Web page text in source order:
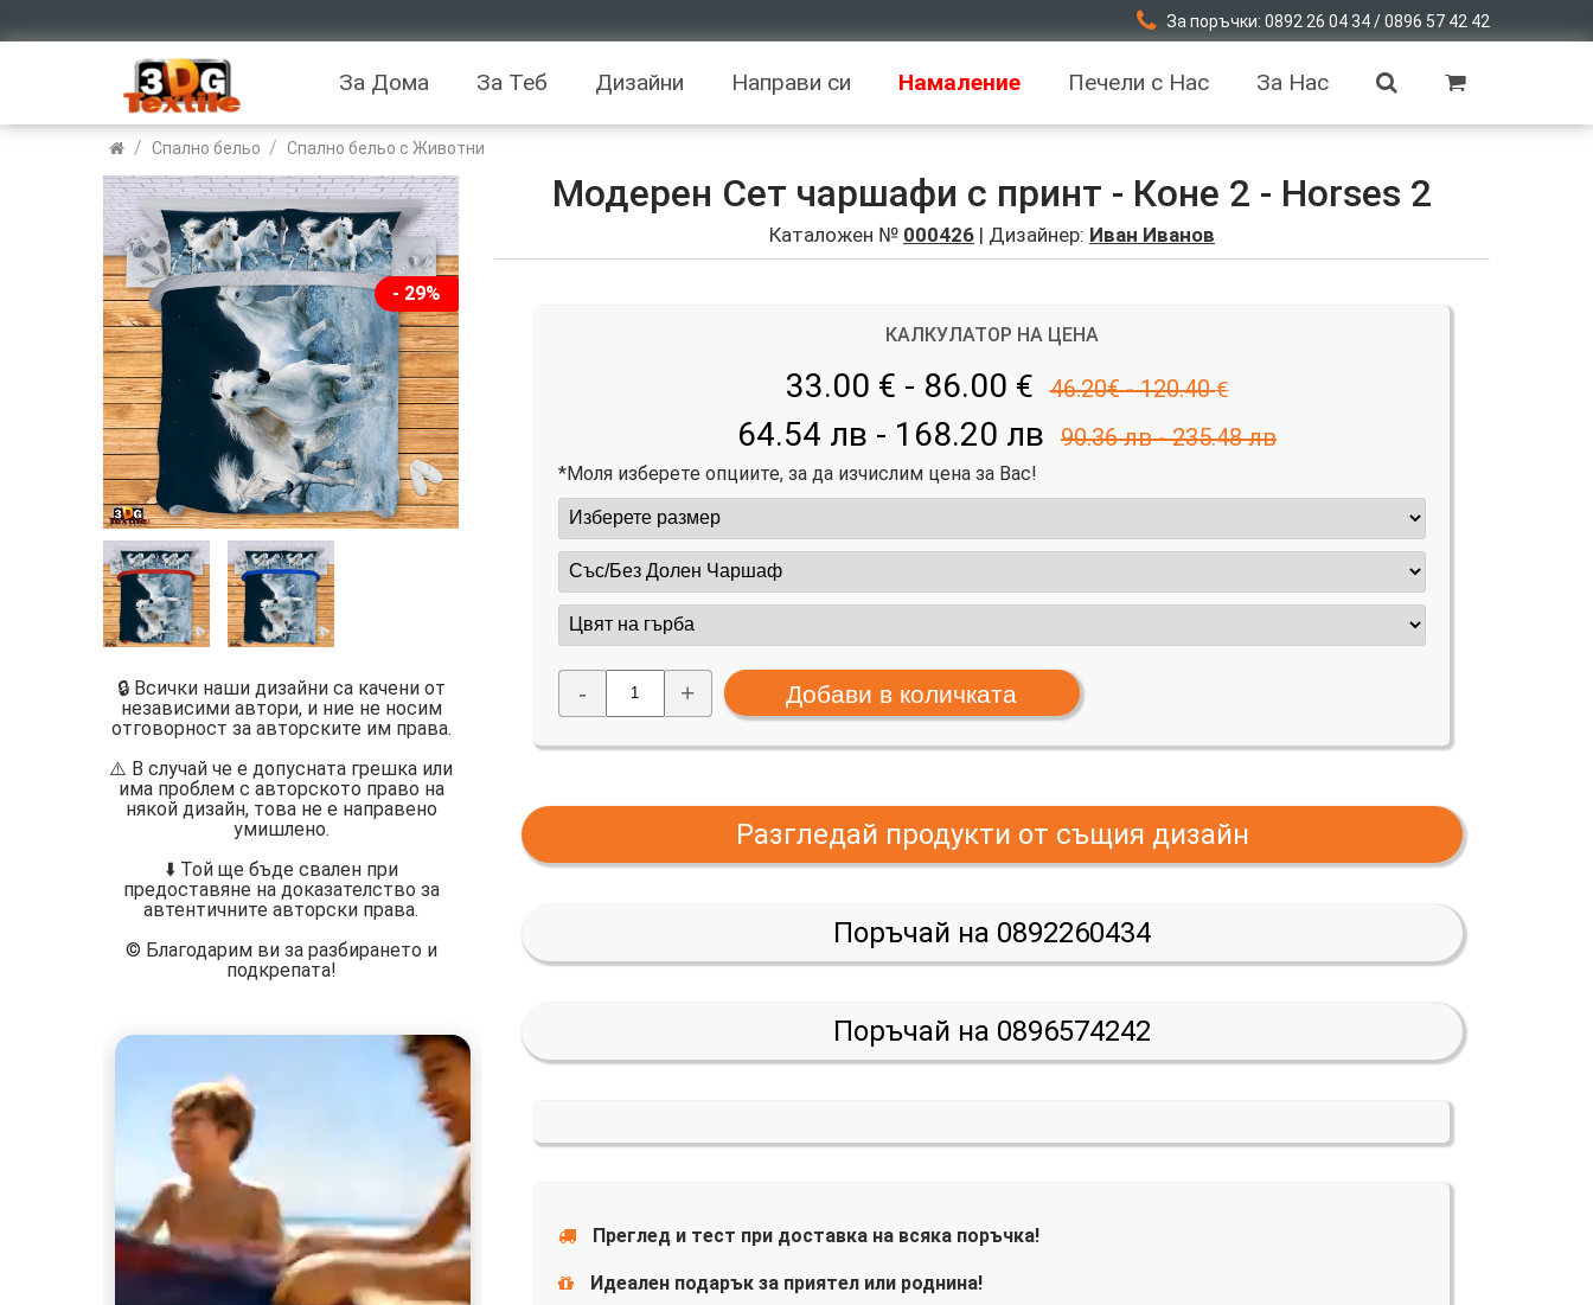
За поръчки: 0892 26 04 34 / 0896 57 42 42
За Дома За Теб Дизайни Направи си Намаление Печели с Нас За Нас
/ Спално бельо / Спално бельо с Животни
- 29%
🔒 Всички наши дизайни са качени от
независими автори, и ние не носим
отговорност за авторските им права.
⚠️ В случай че е допусната грешка или
има проблем с авторското право на
някой дизайн, това не е направено
умишлено.
⬇️ Той ще бъде свален при
предоставяне на доказателство за
автентичните авторски права.
©️ Благодарим ви за разбирането и
подкрепата!
Модерен Сет чаршафи с принт - Коне 2 - Horses 2
Каталожен № 000426 | Дизайнер: Иван Иванов
КАЛКУЛАТОР НА ЦЕНА
33.00 € - 86.00 € 46.20€ - 120.40 €
64.54 лв - 168.20 лв 90.36 лв - 235.48 лв
*Моля изберете опциите, за да изчислим цена за Вас!
- +
Разгледай продукти от същия дизайн
Поръчай на 0892260434
Поръчай на 0896574242
Преглед и тест при доставка на всяка поръчка!
Идеален подарък за приятел или роднина!